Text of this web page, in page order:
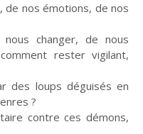
de nos émotions, de nos
changer, de nous
rester vigilant,
des loups déguisés en
?
contre ces démons,